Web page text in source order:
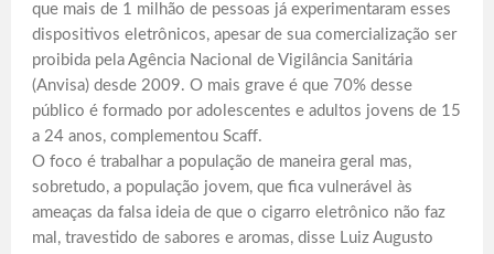
que mais de 1 milhão de pessoas já experimentaram esses
dispositivos eletrônicos, apesar de sua comercialização ser
proibida pela Agência Nacional de Vigilância Sanitária
(Anvisa) desde 2009. O mais grave é que 70% desse
público é formado por adolescentes e adultos jovens de 15
a 24 anos, complementou Scaff.
O foco é trabalhar a população de maneira geral mas,
sobretudo, a população jovem, que fica vulnerável às
ameaças da falsa ideia de que o cigarro eletrônico não faz
mal, travestido de sabores e aromas, disse Luiz Augusto